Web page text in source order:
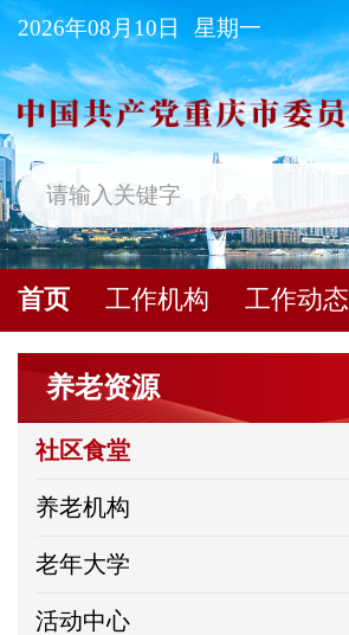
2026年08月10日 星期一
首页 工作机构 工作动态
养老资源
社区食堂
养老机构
老年大学
活动中心